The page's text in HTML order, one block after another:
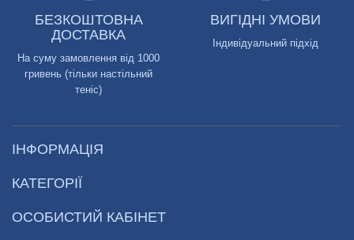
БЕЗКОШТОВНА
ДОСТАВКА
На суму замовлення від 1000
гривень (тільки настільний
теніс)
ВИГІДНІ УМОВИ
Індивідуальний підхід
ІНФОРМАЦІЯ
КАТЕГОРІЇ
ОСОБИСТИЙ КАБІНЕТ